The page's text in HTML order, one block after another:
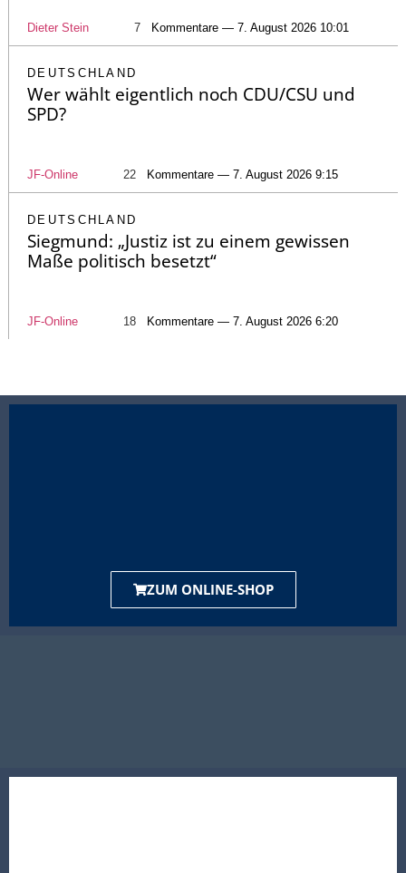
Dieter Stein 7 Kommentare — 7. August 2026 10:01
DEUTSCHLAND
Wer wählt eigentlich noch CDU/CSU und
SPD?
JF-Online 22 Kommentare — 7. August 2026 9:15
DEUTSCHLAND
Siegmund: „Justiz ist zu einem gewissen
Maße politisch besetzt“
JF-Online 18 Kommentare — 7. August 2026 6:20
ZUM ONLINE-SHOP